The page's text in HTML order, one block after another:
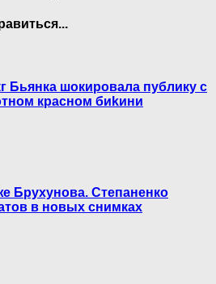
Бьянка шокировала публику с
красном биkини
Брухунова. Степаненко
в новых снимках